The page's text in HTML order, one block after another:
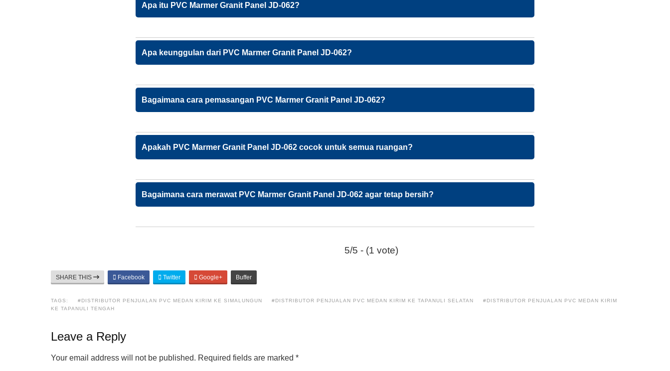
Apa itu PVC Marmer Granit Panel JD-062?
Apa keunggulan dari PVC Marmer Granit Panel JD-062?
Bagaimana cara pemasangan PVC Marmer Granit Panel JD-062?
Apakah PVC Marmer Granit Panel JD-062 cocok untuk semua ruangan?
Bagaimana cara merawat PVC Marmer Granit Panel JD-062 agar tetap bersih?
5/5 - (1 vote)
SHARE THIS Facebook Twitter Google+ Buffer
TAGS: #DISTRIBUTOR PENJUALAN PVC MEDAN KIRIM KE SIMALUNGUN #DISTRIBUTOR PENJUALAN PVC MEDAN KIRIM KE TAPANULI SELATAN
#DISTRIBUTOR PENJUALAN PVC MEDAN KIRIM
KE TAPANULI TENGAH
Leave a Reply
Your email address will not be published. Required fields are marked *